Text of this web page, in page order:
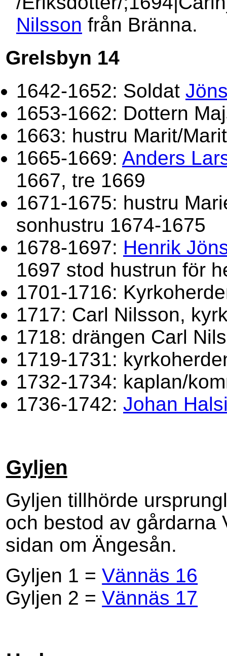
Nilsson från Bränna.
Grelsbyn 14
1642-1652: Soldat
1653-1662: Dottern
1663: hustru Marit/
1665-1669: Anders
1667, tre 1669
1671-1675: hustru
sonhustru 1674-1675
1678-1697: Henrik
1697 stod hustrun för
1701-1716:
1717: Carl Nilsson,
1718: drängen Carl
1719-1731:
1732-1734: kaplan/
1736-1742: Johan
Gyljen
Gyljen tillhörde
och bestod av gårdarna
sidan om Ängesån.
Gyljen 1 =Vännäs 16
Gyljen 2 =Vännäs 17